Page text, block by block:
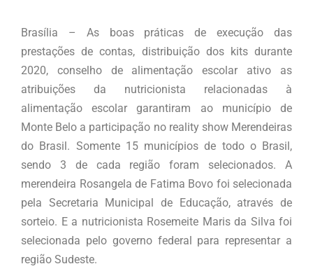
Brasília – As boas práticas de execução das
prestações de contas, distribuição dos kits durante
2020, conselho de alimentação escolar ativo as
atribuições da nutricionista relacionadas à
alimentação escolar garantiram ao município de
Monte Belo a participação no reality show Merendeiras
do Brasil. Somente 15 municípios de todo o Brasil,
sendo 3 de cada região foram selecionados. A
merendeira Rosangela de Fatima Bovo foi selecionada
pela Secretaria Municipal de Educação, através de
sorteio. E a nutricionista Rosemeite Maris da Silva foi
selecionada pelo governo federal para representar a
região Sudeste.